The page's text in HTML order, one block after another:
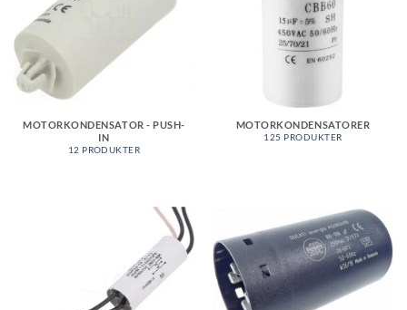
MOTORKONDENSATOR - PUSH-
IN
12 PRODUKTER
MOTORKONDENSATORER
125 PRODUKTER